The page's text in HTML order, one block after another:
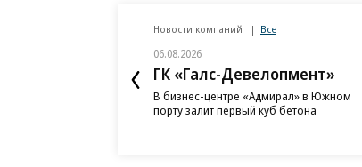
Новости компаний Все
06.08.2026
ГК «Галс-Девелопмент»
В бизнес-центре «Адмирал» в Южном
порту залит первый куб бетона